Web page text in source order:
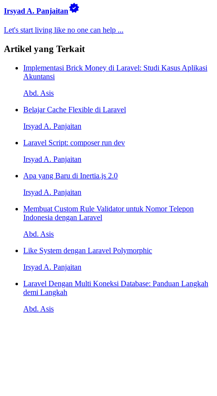
Irsyad A. Panjaitan
Let's start living like no one can help ...
Artikel yang Terkait
Implementasi Brick Money di Laravel: Studi Kasus Aplikasi
Akuntansi
Abd. Asis
Belajar Cache Flexible di Laravel
Irsyad A. Panjaitan
Laravel Script: composer run dev
Irsyad A. Panjaitan
Apa yang Baru di Inertia.js 2.0
Irsyad A. Panjaitan
Membuat Custom Rule Validator untuk Nomor Telepon
Indonesia dengan Laravel
Abd. Asis
Like System dengan Laravel Polymorphic
Irsyad A. Panjaitan
Laravel Dengan Multi Koneksi Database: Panduan Langkah
demi Langkah
Abd. Asis